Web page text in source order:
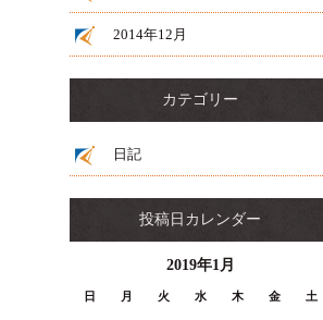
2014年12月
カテゴリー
日記
投稿日カレンダー
2019年1月
日 月 火 水 木 金 土